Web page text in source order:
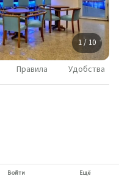
1 / 10
Правила Удобства
Войти Ещё